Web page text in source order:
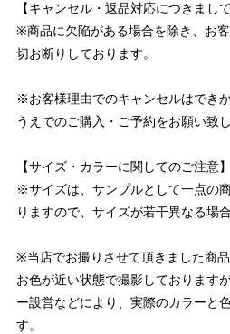
【キャンセル・返品対応につきまして
※商品に欠陥がある場合を除き、お
切お断りしております。
※お客様理由でのキャンセルはでき
うえでのご購入・ご予約をお願い致し
【サイズ・カラーに関してのご注意】
※サイズは、サンプルとして一点の
りますので、サイズが若干異なる場
※当店でお撮りさせて頂きました商品
お色が近い状態で撮影しております
ー設営などにより、実際のカラーと
す。